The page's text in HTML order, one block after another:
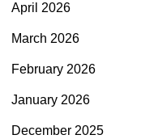
April 2026
March 2026
February 2026
January 2026
December 2025